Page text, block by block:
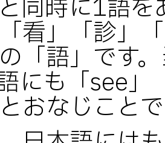
同時に1語
「看」「診」
「語」です
にも「see
おなじこと